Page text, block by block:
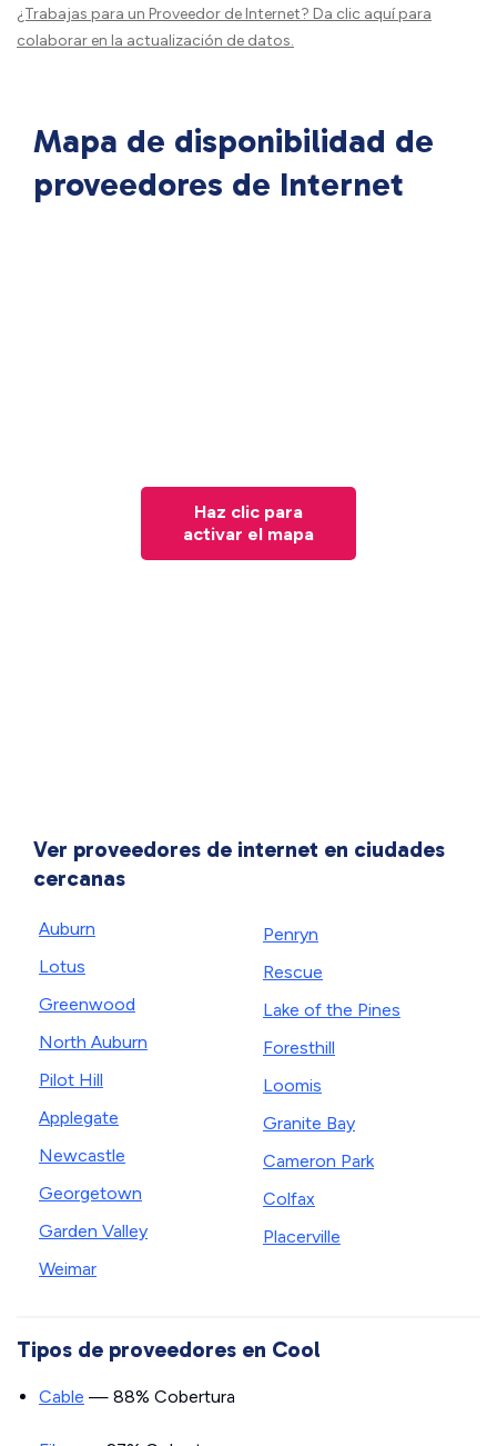
¿Trabajas para un Proveedor de Internet? Da clic aquípara
colaborar en la actualización de datos.
Mapa de disponibilidad de
proveedores de Internet
Haz clic para
activar el mapa
Ver proveedores de internet en ciudades
cercanas
Auburn
Lotus
Greenwood
North Auburn
Pilot Hill
Applegate
Newcastle
Georgetown
Garden Valley
Weimar
Penryn
Rescue
Lake of the Pines
Foresthill
Loomis
Granite Bay
Cameron Park
Colfax
Placerville
Tipos de proveedores en Cool
Cable — 88% Cobertura